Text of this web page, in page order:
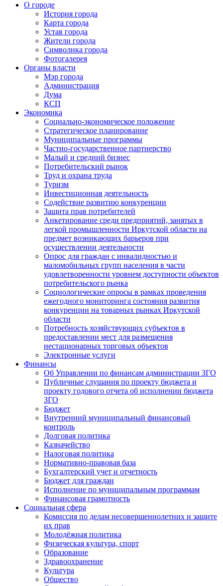
О городе
История города
Карта города
Устав города
Жители города
Символика города
Фотогалерея
Органы власти
Мэр города
Администрация
Дума
КСП
Экономика
Социально-экономическое положение
Стратегическое планирование
Муниципальные программы
Частно-государственное партнерство
Малый и средний бизнес
Потребительский рынок
Труд и охрана труда
Туризм
Инвестиционная деятельность
Содействие развитию конкуренции
Защита прав потребителей
Анкетирование среди предприятий, занятых в
легкой промышленности Иркутской области на
предмет возникающих барьеров при
осуществлении деятельности
Опрос для граждан с инвалидностью и
маломобильных групп населения в части
удовлетворенности уровнем доступности объектов
потребительского рынка
Социологические опросы в рамках проведения
ежегодного мониторинга состояния развития
конкуренции на товарных рынках Иркутской
области
Потребность хозяйствующих субъектов в
предоставлении мест для размещения
нестационарных торговых объектов
Электронные услуги
Финансы
Об Управлении по финансам администрации ЗГО
Публичные слушания по проекту бюджета и
проекту годового отчета об исполнении бюджета
ЗГО
Бюджет
Внутренний муниципальный финансовый
контроль
Долговая политика
Казначейство
Налоговая политика
Нормативно-правовая база
Бухгалтерский учет и отчетность
Бюджет для граждан
Исполнение по муниципальным программам
Финансовая грамотность
Социальная сфера
Комиссия по делам несовершеннолетних и защите
их прав
Молодёжная политика
Физическая культура, спорт
Образование
Здравоохранение
Культура
Общество